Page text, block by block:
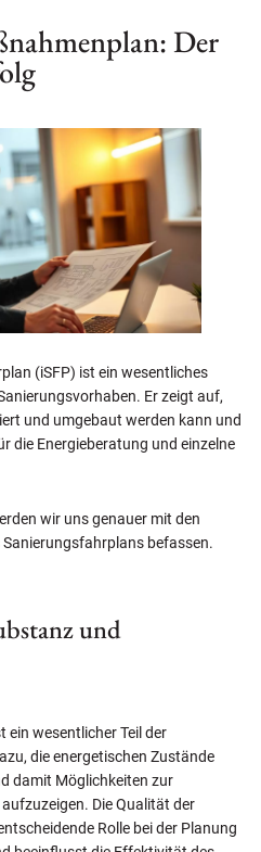
Der
(iSFP) ist ein wesentliches
Er zeigt auf,
und umgebaut werden kann und
die Energieberatung und einzelne
wir uns genauer mit den
befassen.
und
ein wesentlicher Teil der
die energetischen Zustände
damit Möglichkeiten zur
Die Qualität der
Rolle bei der Planung